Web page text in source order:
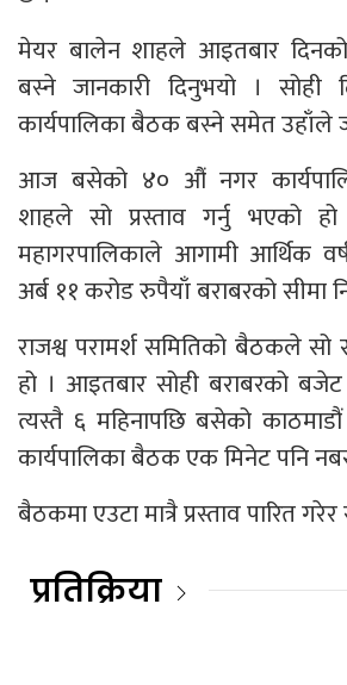
मेयर बालेन शाहले आइतबार
बस्ने जानकारी दिनुभयो ।
कार्यपालिका बैठक बस्ने समेत उहाँले
आज बसेको ४० औं नगर
शाहले सो प्रस्ताव गर्नु भएको
महागरपालिकाले आगामी आर्थिक
अर्ब ११ करोड रुपैयाँ बराबरको सीमा
राजश्व परामर्श समितिको बैठकले सो
हो । आइतबार सोही बराबरको
त्यस्तै ६ महिनापछि बसेको
कार्यपालिका बैठक एक मिनेट पनि
बैठकमा एउटा मात्रै प्रस्ताव पारित
प्रतिक्रिया